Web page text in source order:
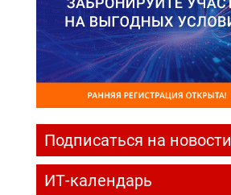
Подписаться на новости
ИТ-календарь